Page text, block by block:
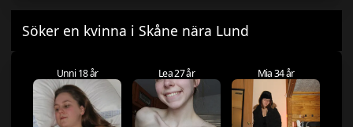
Söker en kvinna i Skåne nära Lund
Unni 18 år Lea 27 år Mia 34 år